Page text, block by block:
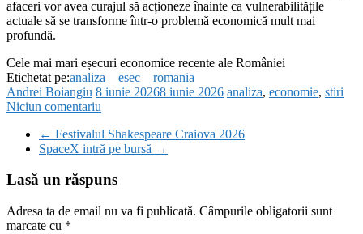
afaceri vor avea curajul să acționeze înainte ca vulnerabilitățile
actuale să se transforme într-o problemă economică mult mai
profundă.
Cele mai mari eșecuri economice recente ale României
Etichetat pe:analiza esec
romania
Andrei Boiangiu 8 iunie 20268 iunie 2026 analiza, economie, stiri
Niciun comentariu
← Festivalul Shakespeare Craiova 2026
SpaceX intră pe bursă →
Lasă un răspuns
Adresa ta de email nu va fi publicată. Câmpurile obligatorii sunt
marcate cu *